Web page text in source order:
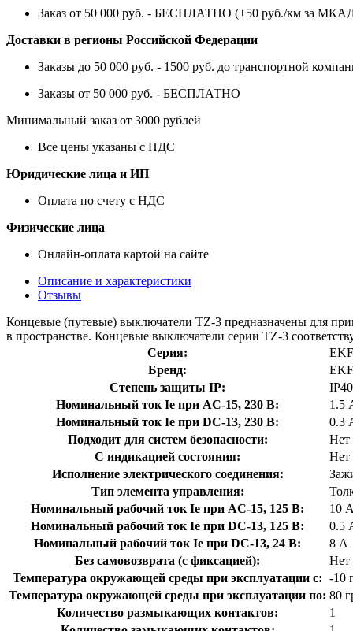
Заказ от 50 000 руб. - БЕСПЛАТНО (+50 руб./км за
Доставки в регионы Российской Федерации
Заказы до 50 000 руб. - 1500 руб. до транспортной
Заказы от 50 000 руб. - БЕСПЛАТНО
Минимальный заказ от 3000 рублей
Все цены указаны с НДС
Юридические лица и ИП
Оплата по счету с НДС
Физические лица
Онлайн-оплата картой на сайте
Описание и характеристики
Отзывы
Концевые (путевые) выключатели TZ-3 предназначены для
в пространстве. Концевые выключатели серии TZ-3
Серия:
EKF
Бренд:
EKF
Степень защиты IP:
IP40
Номинальный ток Ie при AC-15, 230 В:
1.5
Номинальный ток Ie при DC-13, 230 В:
0.3
Подходит для систем безопасности:
Нет
С индикацией состояния:
Нет
Исполнение электрического соединения:
Тип элемента управления:
Номинальный рабочий ток Ie при AC-15, 125 В:
10
Номинальный рабочий ток Ie при DC-13, 125 В:
0.5
Номинальный рабочий ток Ie при DC-13, 24 В:
8 А
Без самовозврата (с фиксацией):
Нет
Температура окружающей среды при эксплуатации с: -10
Температура окружающей cреды при эксплуатации по: 80
Количество размыкающих контактов:
1